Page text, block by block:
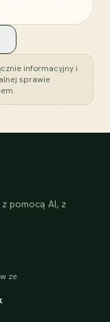
informacyjny i
sprawie
pomocą AI, z
ze